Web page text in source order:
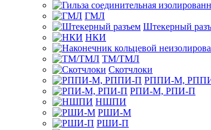
ГМЛ
Штекерный
НКИ
ТМ/ТМЛ
Скотчлоки
РППИ-М,
РПИ-М, РПИ-П
НШПИ
РШИ-М
РШИ-П